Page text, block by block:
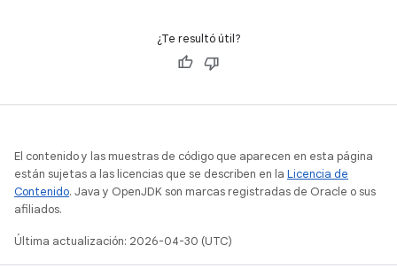
¿Te resultó útil?
El contenido y las muestras de código que aparecen en esta página
están sujetas a las licencias que se describen en la Licencia de
Contenido. Java y OpenJDK son marcas registradas de Oracle o sus
afiliados.
Última actualización: 2026-04-30 (UTC)